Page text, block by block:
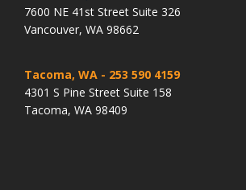
7600 NE 41st Street Suite 326
Vancouver, WA 98662
Tacoma, WA - 253 590 4159
4301 S Pine Street Suite 158
Tacoma, WA 98409